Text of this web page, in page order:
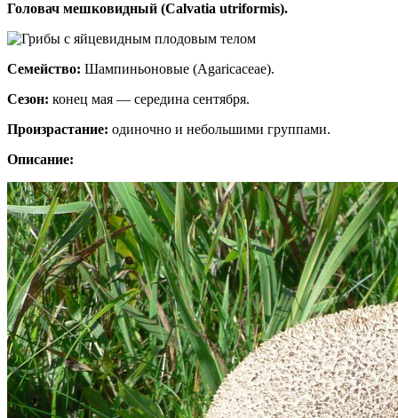
Головач мешковидный (Calvatia utriformis).
Семейство: Шампиньоновые (Agaricaceae).
Сезон: конец мая — середина сентября.
Произрастание: одиночно и небольшими группами.
Описание: